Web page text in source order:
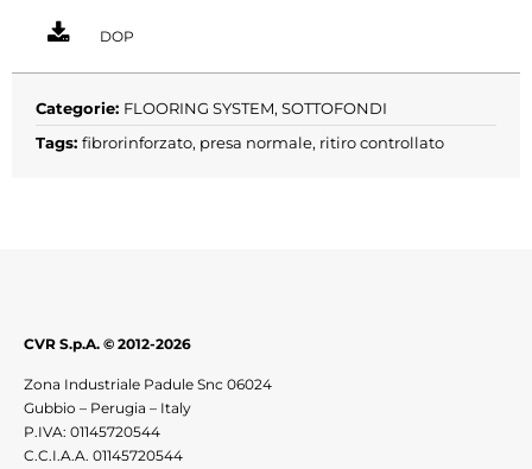
DOP
Categorie: FLOORING SYSTEM, SOTTOFONDI
Tags: fibrorinforzato, presa normale, ritiro controllato
CVR S.p.A. © 2012-2026
Zona Industriale Padule Snc 06024
Gubbio – Perugia – Italy
P.IVA: 01145720544
C.C.I.A.A. 01145720544